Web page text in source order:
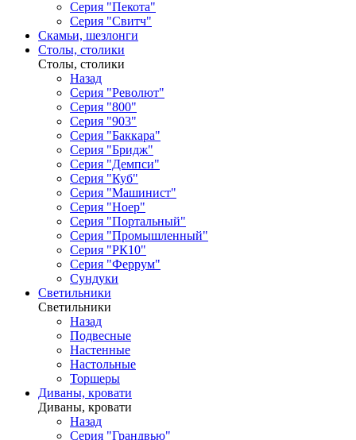
Серия "Пекота"
Серия "Свитч"
Скамьи, шезлонги
Столы, столики
Столы, столики
Назад
Серия "Револют"
Серия "800"
Серия "903"
Серия "Баккара"
Серия "Бридж"
Серия "Демпси"
Серия "Куб"
Серия "Машинист"
Серия "Ноер"
Серия "Портальный"
Серия "Промышленный"
Серия "РК10"
Серия "Феррум"
Сундуки
Светильники
Светильники
Назад
Подвесные
Настенные
Настольные
Торшеры
Диваны, кровати
Диваны, кровати
Назад
Серия "Грандвью"